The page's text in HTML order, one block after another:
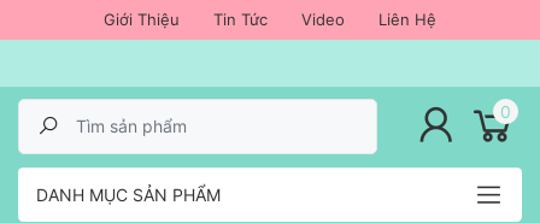
Giới Thiệu Tin Tức Video Liên Hệ
DANH MỤC SẢN PHẨM
0